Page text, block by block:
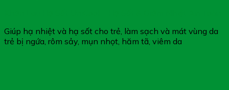
Giúp hạ nhiệt và hạ sốt cho trẻ, làm sạch và mát vùng da
trẻ bị ngứa, rôm sảy, mụn nhọt, hăm tã, viêm da